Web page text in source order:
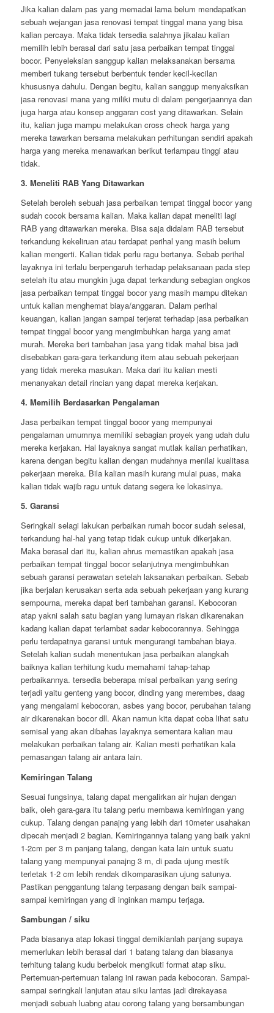
Jika kalian dalam pas yang memadai lama belum mendapatkan
sebuah wejangan jasa renovasi tempat tinggal mana yang bisa
kalian percaya. Maka tidak tersedia salahnya jikalau kalian
memilih lebih berasal dari satu jasa perbaikan tempat tinggal
bocor. Penyeleksian sanggup kalian melaksanakan bersama
memberi tukang tersebut berbentuk tender kecil-kecilan
khususnya dahulu. Dengan begitu, kalian sanggup menyaksikan
jasa renovasi mana yang miliki mutu di dalam pengerjaannya dan
juga harga atau konsep anggaran cost yang ditawarkan. Selain
itu, kalian juga mampu melakukan cross check harga yang
mereka tawarkan bersama melakukan perhitungan sendiri apakah
harga yang mereka menawarkan berikut terlampau tinggi atau
tidak.
3. Meneliti RAB Yang Ditawarkan
Setelah beroleh sebuah jasa perbaikan tempat tinggal bocor yang
sudah cocok bersama kalian. Maka kalian dapat meneliti lagi
RAB yang ditawarkan mereka. Bisa saja didalam RAB tersebut
terkandung kekeliruan atau terdapat perihal yang masih belum
kalian mengerti. Kalian tidak perlu ragu bertanya. Sebab perihal
layaknya ini terlalu berpengaruh terhadap pelaksanaan pada step
setelah itu atau mungkin juga dapat terkandung sebagian ongkos
jasa perbaikan tempat tinggal bocor yang masih mampu ditekan
untuk kalian menghemat biaya/anggaran. Dalam perihal
keuangan, kalian jangan sampai terjerat terhadap jasa perbaikan
tempat tinggal bocor yang mengimbuhkan harga yang amat
murah. Mereka beri tambahan jasa yang tidak mahal bisa jadi
disebabkan gara-gara terkandung item atau sebuah pekerjaan
yang tidak mereka masukan. Maka dari itu kalian mesti
menanyakan detail rincian yang dapat mereka kerjakan.
4. Memilih Berdasarkan Pengalaman
Jasa perbaikan tempat tinggal bocor yang mempunyai
pengalaman umumnya memiliki sebagian proyek yang udah dulu
mereka kerjakan. Hal layaknya sangat mutlak kalian perhatikan,
karena dengan begitu kalian dengan mudahnya menilai kualitasa
pekerjaan mereka. Bila kalian masih kurang mulai puas, maka
kalian tidak wajib ragu untuk datang segera ke lokasinya.
5. Garansi
Seringkali selagi lakukan perbaikan rumah bocor sudah selesai,
terkandung hal-hal yang tetap tidak cukup untuk dikerjakan.
Maka berasal dari itu, kalian ahrus memastikan apakah jasa
perbaikan tempat tinggal bocor selanjutnya mengimbuhkan
sebuah garansi perawatan setelah laksanakan perbaikan. Sebab
jika berjalan kerusakan serta ada sebuah pekerjaan yang kurang
sempourna, mereka dapat beri tambahan garansi. Kebocoran
atap yakni salah satu bagian yang lumayan riskan dikarenakan
kadang kalian dapat terlambat sadar kebocorannya. Sehingga
perlu terdapatnya garansi untuk mengurangi tambahan biaya.
Setelah kalian sudah menentukan jasa perbaikan alangkah
baiknya kalian terhitung kudu memahami tahap-tahap
perbaikannya. tersedia beberapa misal perbaikan yang sering
terjadi yaitu genteng yang bocor, dinding yang merembes, daag
yang mengalami kebocoran, asbes yang bocor, perubahan talang
air dikarenakan bocor dll. Akan namun kita dapat coba lihat satu
semisal yang akan dibahas layaknya sementara kalian mau
melakukan perbaikan talang air. Kalian mesti perhatikan kala
pemasangan talang air antara lain.
Kemiringan Talang
Sesuai fungsinya, talang dapat mengalirkan air hujan dengan
baik, oleh gara-gara itu talang perlu membawa kemiringan yang
cukup. Talang dengan panajng yang lebih dari 10meter usahakan
dipecah menjadi 2 bagian. Kemiringannya talang yang baik yakni
1-2cm per 3 m panjang talang, dengan kata lain untuk suatu
talang yang mempunyai panajng 3 m, di pada ujung mestik
terletak 1-2 cm lebih rendak dikomparasikan ujung satunya.
Pastikan penggantung talang terpasang dengan baik sampai-
sampai kemiringan yang di inginkan mampu terjaga.
Sambungan / siku
Pada biasanya atap lokasi tinggal demikianlah panjang supaya
memerlukan lebih berasal dari 1 batang talang dan biasanya
terhitung talang kudu berbelok mengikuti format atap siku.
Pertemuan-pertemuan talang ini rawan pada kebocoran. Sampai-
sampai seringkali lanjutan atau siku lantas jadi direkayasa
menjadi sebuah luabng atau corong talang yang bersambungan